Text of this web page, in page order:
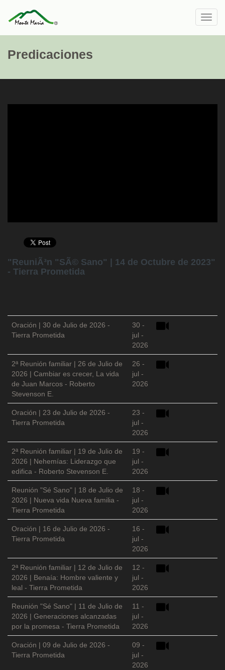
Predicaciones
"ReuniÃ³n "SÃ© Sano" | 14 de Octubre de 2023"
- Tierra Prometida
Oración | 30 de Julio de 2026 -
Tierra Prometida
30 -
jul -
2026
2ª Reunión familiar | 26 de Julio de
2026 | Cambiar es crecer, La vida
de Juan Marcos - Roberto
Stevenson E.
26 -
jul -
2026
Oración | 23 de Julio de 2026 -
Tierra Prometida
23 -
jul -
2026
2ª Reunión familiar | 19 de Julio de
2026 | Nehemías: Liderazgo que
edifica - Roberto Stevenson E.
19 -
jul -
2026
Reunión "Sé Sano" | 18 de Julio de
2026 | Nueva vida Nueva familia -
Tierra Prometida
18 -
jul -
2026
Oración | 16 de Julio de 2026 -
Tierra Prometida
16 -
jul -
2026
2ª Reunión familiar | 12 de Julio de
2026 | Benaía: Hombre valiente y
leal - Tierra Prometida
12 -
jul -
2026
Reunión "Sé Sano" | 11 de Julio de
2026 | Generaciones alcanzadas
por la promesa - Tierra Prometida
11 -
jul -
2026
Oración | 09 de Julio de 2026 -
Tierra Prometida
09 -
jul -
2026